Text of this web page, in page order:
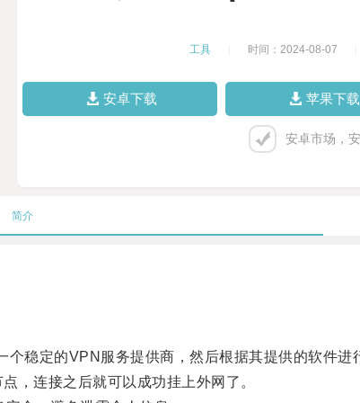
工具 时间：2024-08-07
安卓下载 苹果下载
安卓市场，
简介
稳定的VPN服务提供商，然后根据其提供的软件进
连接之后就可以成功挂上外网了。